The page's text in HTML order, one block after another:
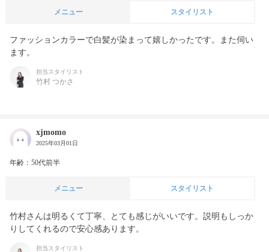
メニュー スタイリスト
ファッションカラーで白髪が染まって嬉しかったです。また伺い
ます。
担当スタイリスト
竹村 つかさ
xjmomo
2025年03月01日
年齢：50代前半
メニュー スタイリスト
竹村さんは明るくて丁寧、とても感じがいいです。説明もしっか
りしてくれるので安心感あります。
担当スタイリスト